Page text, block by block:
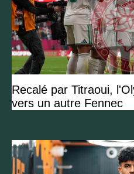
Recalé par Titraoui,
vers un autre Fennec